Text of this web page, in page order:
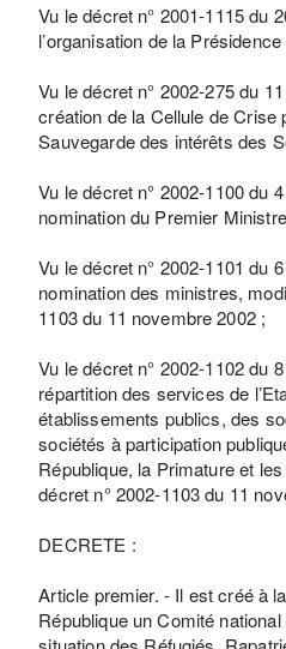
Vu le décret n° 2001-1115 du
l’organisation de la
Vu le décret n° 2002-275 du
création de la Cellule de Crise
Sauvegarde des intérêts des
Vu le décret n° 2002-1100 du
nomination du Premier
Vu le décret n° 2002-1101 du
nomination des ministres,
1103 du 11 novembre 2002 ;
Vu le décret n° 2002-1102 du
répartition des services de
établissements publics, des
sociétés à participation
République, la Primature et
décret n° 2002-1103 du 11
DECRETE :
Article premier. - Il est créé à
République un Comité